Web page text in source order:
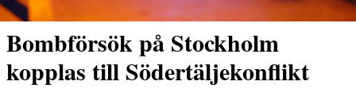
Bombförsök på Stockholm
kopplas till Södertäljekonflikt